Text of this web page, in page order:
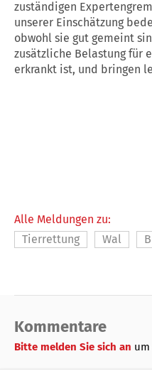
zuständigen
unserer Einschätzung
obwohl sie gut gemeint
zusätzliche Belastung für
erkrankt ist, und bringen
Alle Meldungen zu:
Tierrettung
Wal
Kommentare
Bitte melden Sie sich an